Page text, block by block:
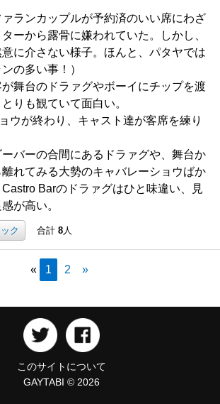
ァランカップルが予約済のいい席にわざ
ーから露骨に嫌われていた。しかし、
に介さない様子。ほんと、パタヤでは
の多い事！）
舞台のドラァグやボーイにチップを渡
りも観ていて面白い。
ウが終わり、キャスト達が客席を練り
バーの合間にあるドラァグや、舞台か
れてみる大勢のキャバレーショウばか
Barのドラァグはひと味違い、見
が高い。
ク 合計 8人
« 1 2 »
このサイトについて
GAYTABI © 2026